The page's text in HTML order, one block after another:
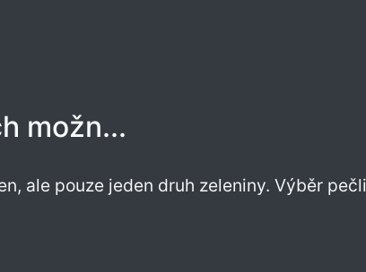
možn...
ale pouze jeden druh zeleniny. Výběr